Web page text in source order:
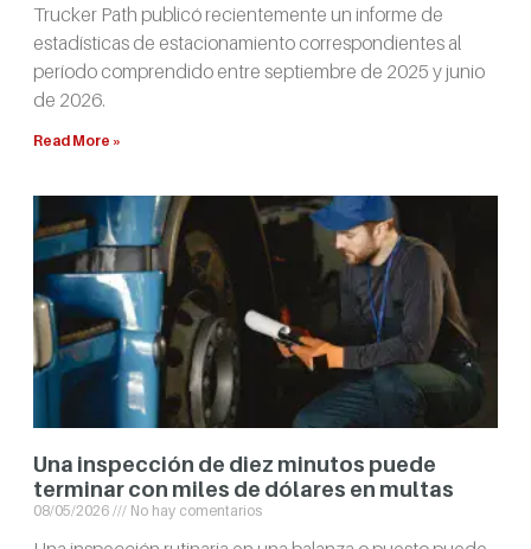
Trucker Path publicó recientemente un informe de
estadísticas de estacionamiento correspondientes al
período comprendido entre septiembre de 2025 y junio
de 2026.
Read More »
Una inspección de diez minutos puede
terminar con miles de dólares en multas
08/05/2026 No hay comentarios